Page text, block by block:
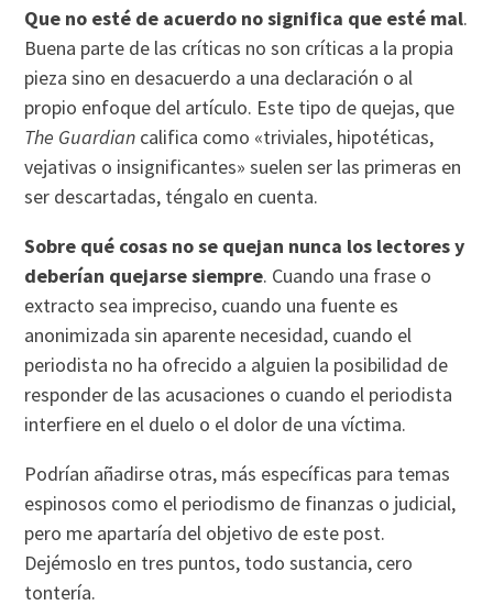
Que no esté de acuerdo no significa que esté mal.
Buena parte de las críticas no son críticas a la propia
pieza sino en desacuerdo a una declaración o al
propio enfoque del artículo. Este tipo de quejas, que
The Guardian califica como «triviales, hipotéticas,
vejativas o insignificantes» suelen ser las primeras en
ser descartadas, téngalo en cuenta.
Sobre qué cosas no se quejan nunca los lectores y
deberían quejarse siempre. Cuando una frase o
extracto sea impreciso, cuando una fuente es
anonimizada sin aparente necesidad, cuando el
periodista no ha ofrecido a alguien la posibilidad de
responder de las acusaciones o cuando el periodista
interfiere en el duelo o el dolor de una víctima.
Podrían añadirse otras, más específicas para temas
espinosos como el periodismo de finanzas o judicial,
pero me apartaría del objetivo de este post.
Dejémoslo en tres puntos, todo sustancia, cero
tontería.